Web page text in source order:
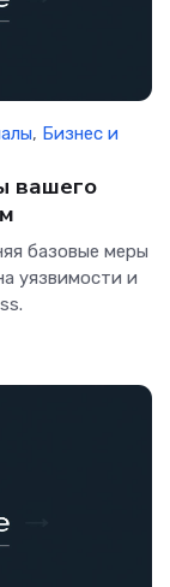
, Бизнес и
вашего
базовые меры
уязвимости и